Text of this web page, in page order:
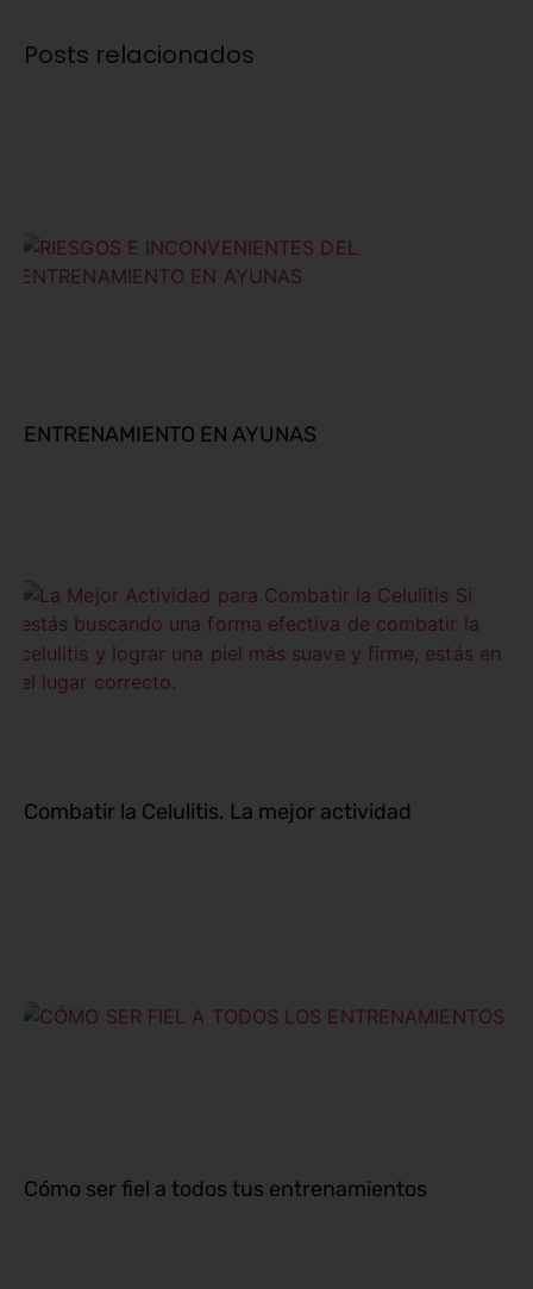
Posts relacionados
ENTRENAMIENTO EN AYUNAS
Combatir la Celulitis. La mejor actividad
Cómo ser fiel a todos tus entrenamientos